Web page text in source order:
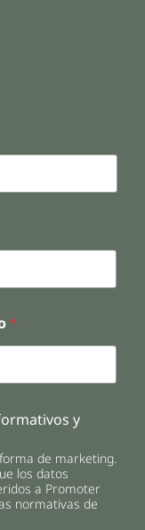
*
y
de marketing.
los datos
a Promoter
normativas de